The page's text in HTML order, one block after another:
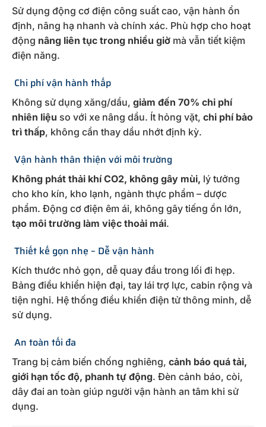
Sử dụng động cơ điện công suất cao, vận hành ổn
định, nâng hạ nhanh và chính xác. Phù hợp cho hoạt
động nâng liên tục trong nhiều giờ mà vẫn tiết kiệm
điện năng.
Chi phí vận hành thấp
Không sử dụng xăng/dầu, giảm đến 70% chi phí
nhiên liệu so với xe nâng dầu. Ít hỏng vặt, chi phí bảo
trì thấp, không cần thay dầu nhớt định kỳ.
Vận hành thân thiện với môi trường
Không phát thải khí CO2, không gây mùi, lý tưởng
cho kho kín, kho lạnh, ngành thực phẩm – dược
phẩm. Động cơ điện êm ái, không gây tiếng ồn lớn,
tạo môi trường làm việc thoải mái.
Thiết kế gọn nhẹ – Dễ vận hành
Kích thước nhỏ gọn, dễ quay đầu trong lối đi hẹp.
Bảng điều khiển hiện đại, tay lái trợ lực, cabin rộng và
tiện nghi. Hệ thống điều khiển điện tử thông minh, dễ
sử dụng.
An toàn tối đa
Trang bị cảm biến chống nghiêng, cảnh báo quá tải,
giới hạn tốc độ, phanh tự động. Đèn cảnh báo, còi,
dây đai an toàn giúp người vận hành an tâm khi sử
dụng.